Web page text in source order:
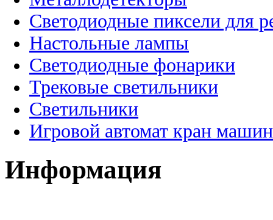
Светодиодные пиксели для
Настольные лампы
Светодиодные фонарики
Трековые светильники
Светильники
Игровой автомат кран
Информация